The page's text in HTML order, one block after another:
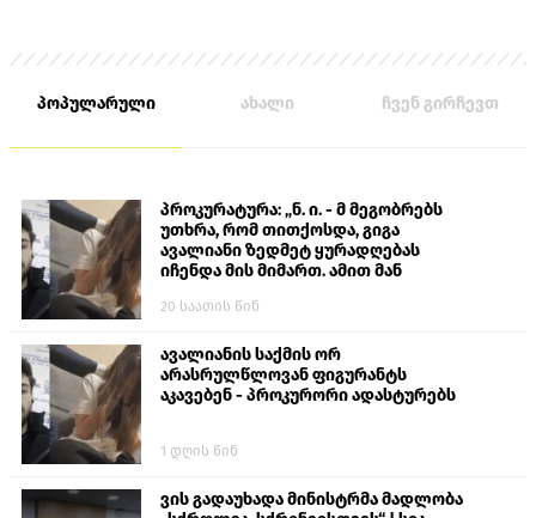
პოპულარული ახალი ჩვენ გირჩევთ
პროკურატურა: „ნ. ი. - მ მეგობრებს
უთხრა, რომ თითქოსდა, გიგა
ავალიანი ზედმეტ ყურადღებას
იჩენდა მის მიმართ. ამით მან
თავს დასხმოდა გიგა ავალიანს“
20 საათის წინ
ავალიანის საქმის ორ
არასრულწლოვან ფიგურანტს
აკავებენ - პროკურორი ადასტურებს
1 დღის წინ
ვის გადაუხადა მინისტრმა მადლობა